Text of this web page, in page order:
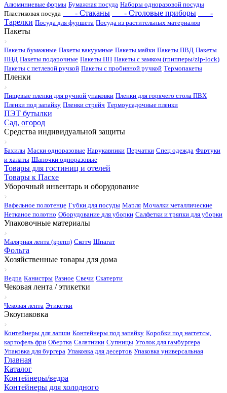
Алюминиевые формы Бумажная посуда Наборы одноразовой посуды
Пластиковая посуда
- Стаканы - Столовые приборы
-
Тарелки Посуда для фуршета Посуда из растительных материалов
Пакеты
Пакеты бумажные Пакеты вакуумные Пакеты майки Пакеты ПВД Пакеты
ПНД Пакеты подарочные Пакеты ПП Пакеты с замком (грипперы/zip-lock)
Пакеты с петлевой ручкой Пакеты с пробивной ручкой Термопакеты
Пленки
Пищевые пленки для ручной упаковки Пленки для горячего стола ПВХ
Пленки под запайку Пленки стрейч Термоусадочные пленки
ПЭТ бутылки
Сад, огород
Средства индивидуальной защиты
Бахилы Маски одноразовые Нарукавники Перчатки Спец одежда Фартуки
и халаты Шапочки одноразовые
Товары для гостиниц и отелей
Товары к Пасхе
Уборочный инвентарь и оборудование
Вафельное полотенце Губки для посуды Марля Мочалки металлические
Нетканое полотно Оборудование для уборки Салфетки и тряпки для уборки
Упаковочные материалы
Малярная лента (крепп) Скотч Шпагат
Фольга
Хозяйственные товары для дома
Ведра Канистры Разное Свечи Скатерти
Чековая лента / этикетки
Чековая лента Этикетки
Экоупаковка
Контейнеры для лапши Контейнеры под запайку Коробки под наггетсы,
картофель фри Обертка Салатники Супницы Уголок для гамбургера
Упаковка для бургера Упаковка для десертов Упаковка универсальная
Главная
Каталог
Контейнеры/ведра
Контейнеры для холодного